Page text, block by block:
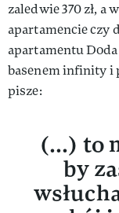
zaledwie 370 zł, a
apartamencie czy
apartamentu
basenem infinity i
pisze:
(...) to
by